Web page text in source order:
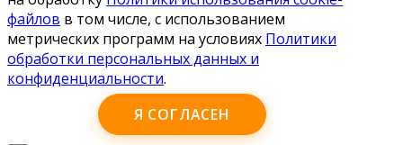
файлов в том числе, с использованием
метрических программ на условиях Политики
обработки персональных данных и
конфиденциальности.
Я СОГЛАСЕН